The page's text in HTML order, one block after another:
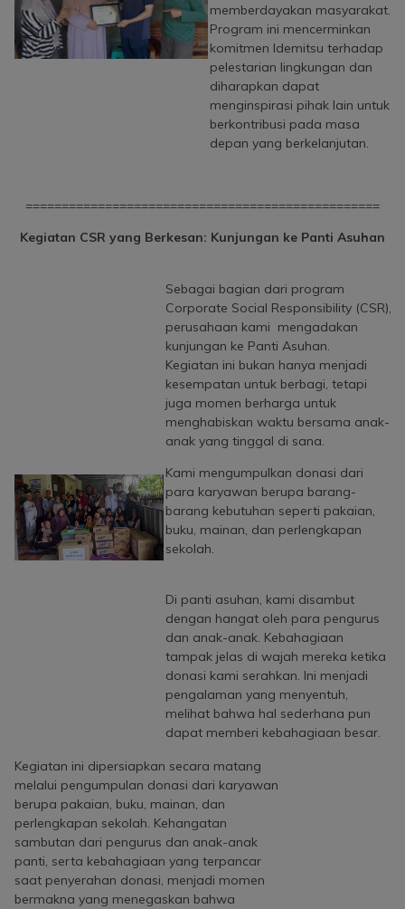
memberdayakan masyarakat.
Program ini mencerminkan
komitmen Idemitsu terhadap
pelestarian lingkungan dan
diharapkan dapat
menginspirasi pihak lain untuk
berkontribusi pada masa
depan yang berkelanjutan.
=================================================
Kegiatan CSR yang Berkesan: Kunjungan ke Panti Asuhan
Sebagai bagian dari program
Corporate Social Responsibility (CSR),
perusahaan kami mengadakan
kunjungan ke Panti Asuhan.
Kegiatan ini bukan hanya menjadi
kesempatan untuk berbagi, tetapi
juga momen berharga untuk
menghabiskan waktu bersama anak-
anak yang tinggal di sana.
Kami mengumpulkan donasi dari
para karyawan berupa barang-
barang kebutuhan seperti pakaian,
buku, mainan, dan perlengkapan
sekolah.
Di panti asuhan, kami disambut
dengan hangat oleh para pengurus
dan anak-anak. Kebahagiaan
tampak jelas di wajah mereka ketika
donasi kami serahkan. Ini menjadi
pengalaman yang menyentuh,
melihat bahwa hal sederhana pun
dapat memberi kebahagiaan besar.
Kegiatan ini dipersiapkan secara matang
melalui pengumpulan donasi dari karyawan
berupa pakaian, buku, mainan, dan
perlengkapan sekolah. Kehangatan
sambutan dari pengurus dan anak-anak
panti, serta kebahagiaan yang terpancar
saat penyerahan donasi, menjadi momen
bermakna yang menegaskan bahwa